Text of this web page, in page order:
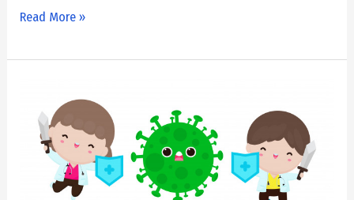
Read More »
προστασίας
κατά
COVID-